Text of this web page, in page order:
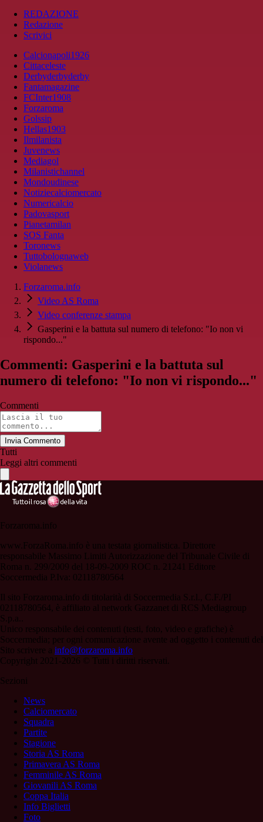
REDAZIONE
Redazione
Scrivici
Calcionapoli1926
Cittaceleste
Derbyderbyderby
Fantamagazine
FCInter1908
Forzaroma
Golssip
Hellas1903
Ilmilanista
Juvenews
Mediagol
Milanistichannel
Mondoudinese
Notiziecalciomercato
Numericalcio
Padovasport
Pianetamilan
SOS Fanta
Toronews
Tuttobolognaweb
Violanews
Forzaroma.info
Video AS Roma
Video conferenze stampa
Gasperini e la battuta sul numero di telefono: "Io non vi
rispondo..."
Commenti: Gasperini e la battuta sul
numero di telefono: "Io non vi rispondo..."
Commenti
Invia Commento
Tutti
Leggi altri commenti
Forzaroma.info
www.ForzaRoma.info è una testata giornalistica. Direttore
responsabile Massimo Limiti Autorizzazione del Tribunale Civile di
Roma n. 299/2009 del 18-09-2009 ROC n. 21241 Editore
Soccermedia P.Iva: 02118780564
Il sito Forzaroma.info di titolarità di Soccermedia S.r.l., C.F./PI
02118780564, è affiliato al network Gazzanet di RCS Mediagroup
S.p.a..
Unico responsabile dei contenuti (testi, foto, video e grafiche) è
Soccermedia; per ogni comunicazione avente ad oggetto i contenuti del
Sito scrivere a info@forzaroma.info
Copyright 2021-2026 © Tutti i diritti riservati.
Sezioni
News
Calciomercato
Squadra
Partite
Stagione
Storia AS Roma
Primavera AS Roma
Femminile AS Roma
Giovanili AS Roma
Coppa Italia
Info Biglietti
Foto